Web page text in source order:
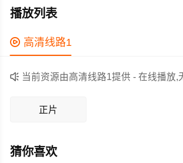
真正的救世主奥德拉·马兰纳·斯瓦米
作为一部 上映的剧情电影，在当期同类题
定的看点，在演员表现和剧情架构上也都
剧情紧凑，角色塑造鲜明，适合喜欢剧情
播放列表
 高清线路1
 当前资源由高清线路1提供 - 在线播放,
正片
猜你喜欢